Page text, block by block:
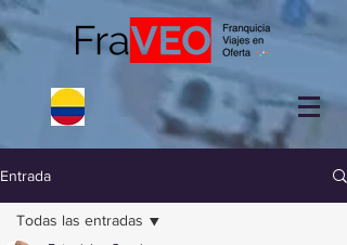
Entrada
Todas las entradas